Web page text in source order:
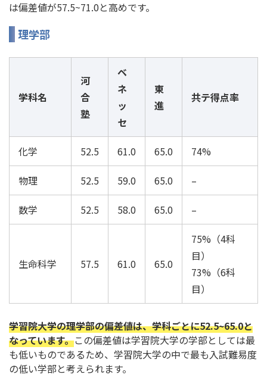
は偏差値が57.5~71.0と高めです。
理学部
学科名
河
合
塾
ベ
ネ
ッ
セ
東
進
共テ得点率
化学 52.5 61.0 65.0 74%
物理 52.5 59.0 65.0 –
数学 52.5 58.0 65.0 –
生命科学 57.5 61.0 65.0
75%（4科
目）
73%（6科
目）
学習院大学の理学部の偏差値は、学科ごとに52.5~65.0と
なっています。この偏差値は学習院大学の学部としては最
も低いものであるため、学習院大学の中で最も入試難易度
の低い学部と考えられます。